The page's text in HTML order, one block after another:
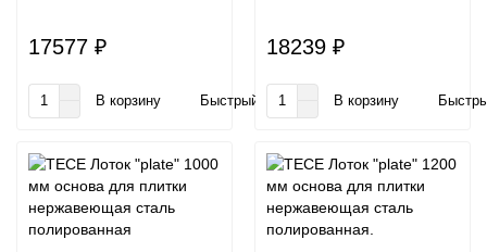
17577 ₽
В корзину Быстрый заказ
18239 ₽
В корзину